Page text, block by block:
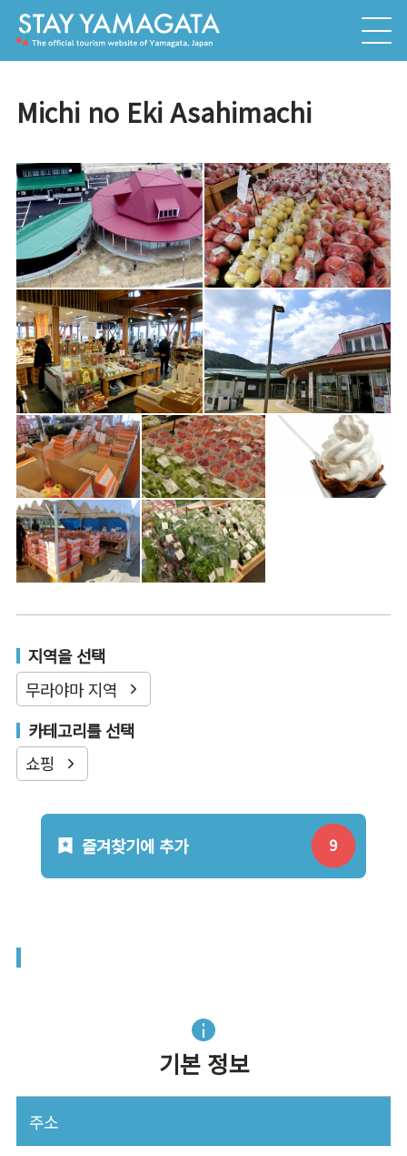
Michi no Eki Asahimachi
지역을 선택
무라야마 지역
카테고리를 선택
쇼핑
즐겨찾기에 추가
기본 정보
주소